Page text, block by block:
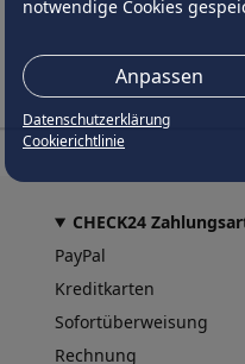
notwendige Cookies
Anpassen
Datenschutzerklärung
Cookierichtlinie
CHECK24
PayPal
Kreditkarten
Sofortüberweisung
Rechnung